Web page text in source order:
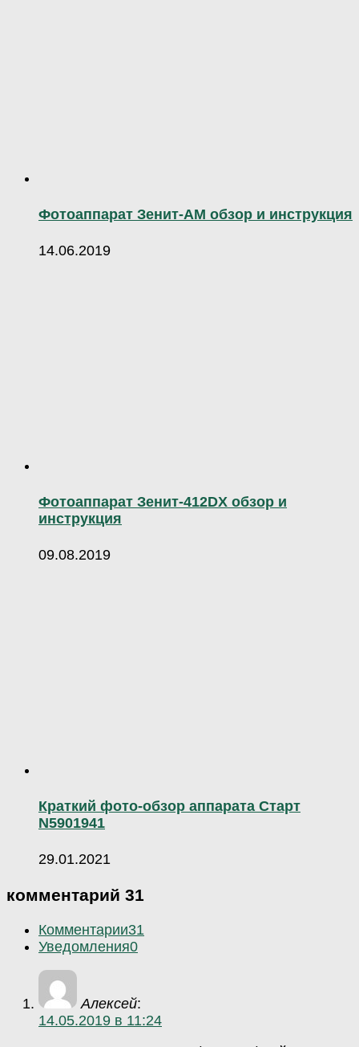
Фотоаппарат Зенит-АМ обзор и инструкция
14.06.2019
Фотоаппарат Зенит-412DX обзор и
инструкция
09.08.2019
Краткий фото-обзор аппарата Старт
N5901941
29.01.2021
комментарий 31
Комментарии31
Уведомления0
Алексей:
14.05.2019 в 11:24